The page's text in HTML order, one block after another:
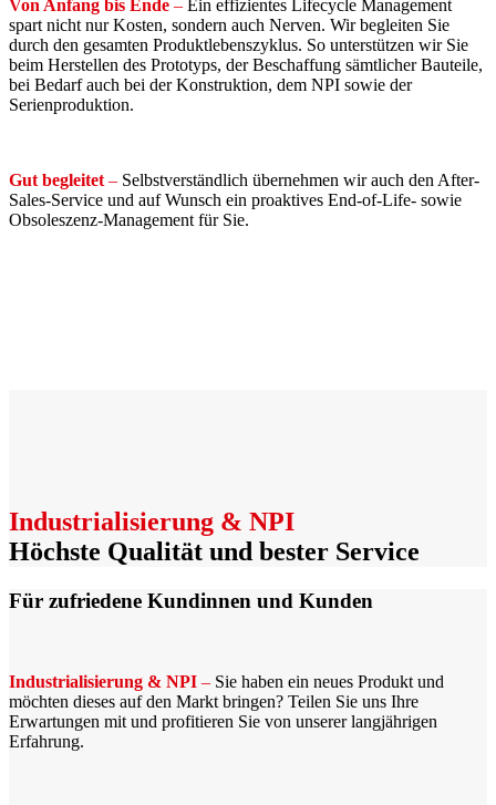
Von Anfang bis Ende – Ein effizientes Lifecycle Management
spart nicht nur Kosten, sondern auch Nerven. Wir begleiten Sie
durch den gesamten Produktlebenszyklus. So unterstützen wir Sie
beim Herstellen des Prototyps, der Beschaffung sämtlicher Bauteile,
bei Bedarf auch bei der Konstruktion, dem NPI sowie der
Serienproduktion.
Gut begleitet – Selbstverständlich übernehmen wir auch den After-
Sales-Service und auf Wunsch ein proaktives End-of-Life- sowie
Obsoleszenz-Management für Sie.
Industrialisierung & NPI
Höchste Qualität und bester Service
Für zufriedene Kundinnen und Kunden
Industrialisierung & NPI – Sie haben ein neues Produkt und
möchten dieses auf den Markt bringen? Teilen Sie uns Ihre
Erwartungen mit und profitieren Sie von unserer langjährigen
Erfahrung.